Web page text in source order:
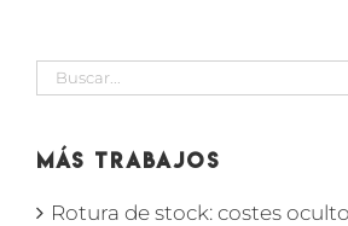
Buscar:
Más Trabajos
Rotura de stock: costes